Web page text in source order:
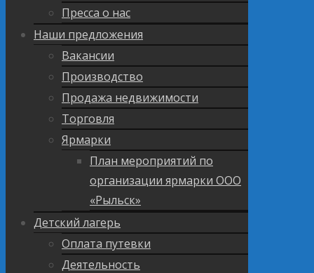
Пресса о нас
Наши предложения
Вакансии
Производство
Продажа недвижимости
Торговля
Ярмарки
План мероприятий по
организации ярмарки ООО
«Рыльск»
Детский лагерь
Оплата путевки
Деятельность